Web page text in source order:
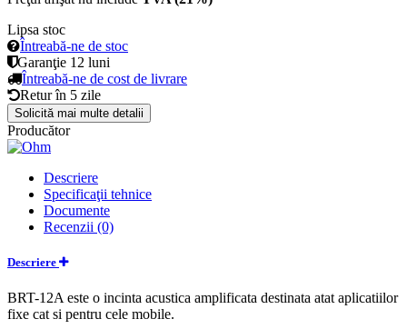
Lipsa stoc
Întreabă-ne de stoc
Garanţie 12 luni
Întreabă-ne de cost de livrare
Retur în 5 zile
Solicită mai multe detalii
Producător
Descriere
Specificaţii tehnice
Documente
Recenzii (0)
Descriere
BRT-12A este o incinta acustica amplificata destinata atat aplicatiilor
fixe cat si pentru cele mobile.